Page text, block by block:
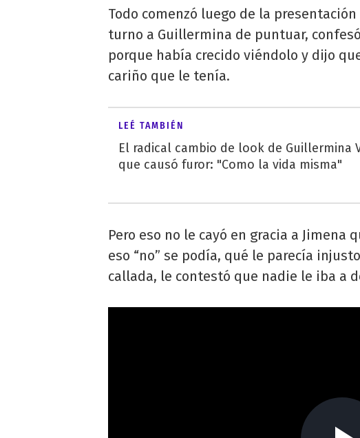
Todo comenzó luego de la presentación
turno a Guillermina de puntuar,
porque había crecido viéndolo y dijo
cariño que le tenía.
LEÉ TAMBIÉN
El radical cambio de look de Guillermina
que causó furor: "Como la vida misma"
Pero eso no le cayó en gracia a
eso “no” se podía, qué le parecía
callada, le contestó que nadie le iba a